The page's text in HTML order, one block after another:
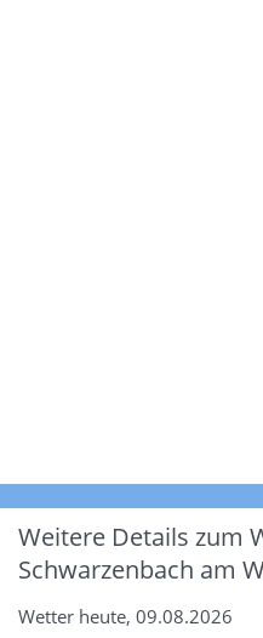
Weitere Details zum
Schwarzenbach am
Wetter heute, 09.08.2026